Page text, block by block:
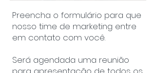
Preencha o formulário para que
nosso time de marketing entre
em contato com você.
Será agendada uma reunião